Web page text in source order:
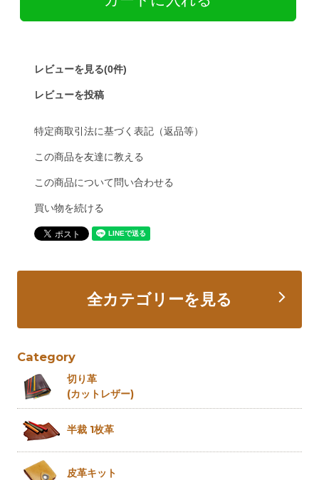
レビューを見る(0件)
レビューを投稿
特定商取引法に基づく表記（返品等）
この商品を友達に教える
この商品について問い合わせる
買い物を続ける
全カテゴリーを見る
Category
切り革
(カットレザー)
半裁 1枚革
皮革キット